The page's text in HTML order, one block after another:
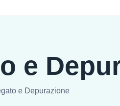
e
e Depurazione